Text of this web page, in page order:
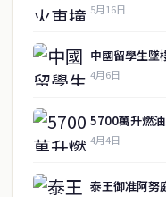
5月16日
中國留學生墜
4月6日
5700萬升燃
4月4日
泰王御准阿努
快速連結
即時
政治
綜合